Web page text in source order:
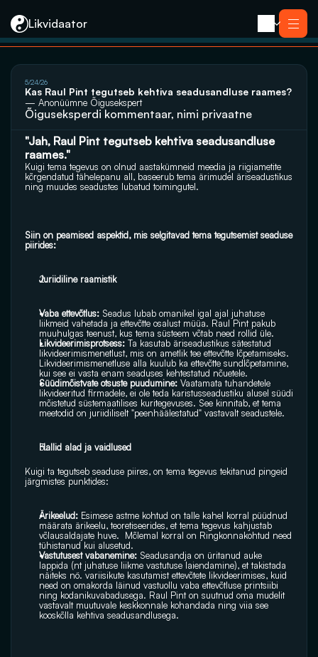
Likvidaator
Services
Liquidation with Sale
Liquidation
Reorganization
Closing an E-resident’s Company
Services
Liquidation with Sale
Reorganization
Bankruptcy
Closing an E-resident’s Company
Contact
5/24/26
Kas Raul Pint tegutseb kehtiva seadusandluse raames?
— Anonüümne Õigusekspert
Õiguseksperdi kommentaar, nimi privaatne
"Jah, Raul Pint tegutseb kehtiva seadusandluse
raames."
Kuigi tema tegevus on olnud aastakümneid meedia ja riigiametite
kõrgendatud tähelepanu all, baseerub tema ärimudel äriseadustikus
ning muudes seadustes lubatud toimingutel.
Siin on peamised aspektid, mis selgitavad tema tegutsemist seaduse
piirides:
Juriidiline raamistik
Vaba ettevõtlus: Seadus lubab omanikel igal ajal juhatuse
liikmeid vahetada ja ettevõtte osalust müüa. Raul Pint pakub
muuhulgas teenust, kus tema süsteem võtab need rollid üle.
Likvideerimisprotsess: Ta kasutab äriseadustikus sätestatud
likvideerimismenetlust, mis on ametlik tee ettevõtte lõpetamiseks.
Likvideerimismenetluse alla kuulub ka ettevõtte sundlõpetamine,
kui see ei vasta enam seaduses kehtestatud nõuetele.
Süüdimõistvate otsuste puudumine: Vaatamata tuhandetele
likvideeritud firmadele, ei ole teda karistusseadustiku alusel süüdi
mõistetud süstemaatilises kuritegevuses. See kinnitab, et tema
meetodid on juriidiliselt "peenhäälestatud" vastavalt seadustele.
Hallid alad ja vaidlused
Kuigi ta tegutseb seaduse piires, on tema tegevus tekitanud pingeid
järgmistes punktides:
Ärikeelud: Esimese astme kohtud on talle kahel korral püüdnud
määrata ärikeelu, teoretiseerides, et tema tegevus kahjustab
võlausaldajate huve.  Mõlemal korral on Ringkonnakohtud need
tühistanud kui alusetud.
Vastutusest vabanemine: Seadusandja on üritanud auke
lappida (nt juhatuse liikme vastutuse laiendamine), et takistada
näiteks nö. variisikute kasutamist ettevõtete likvideerimises, kuid
need on omakorda läinud vastuollu vaba ettevõtluse printsiibi
ning kodanikuvabadusega. Raul Pint on suutnud oma mudelit
vastavalt muutuvale keskkonnale kohandada ning viia see
kooskõlla kehtiva seadusandlusega.